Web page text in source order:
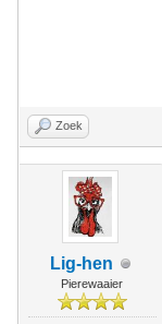
Zoek
Lig-hen
Pierewaaier